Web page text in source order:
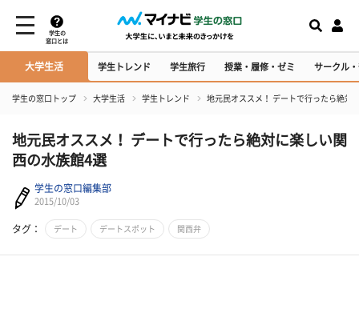
学生の
窓口とは
大学生活 学生トレンド 学生旅行 授業・履修・ゼミ サークル
学生の窓口トップ 大学生活 学生トレンド 地元民オススメ！ デートで行ったら絶対
地元民オススメ！ デートで行ったら絶対に楽しい関
西の水族館4選
学生の窓口編集部
2015/10/03
タグ： デート デートスポット 関西弁